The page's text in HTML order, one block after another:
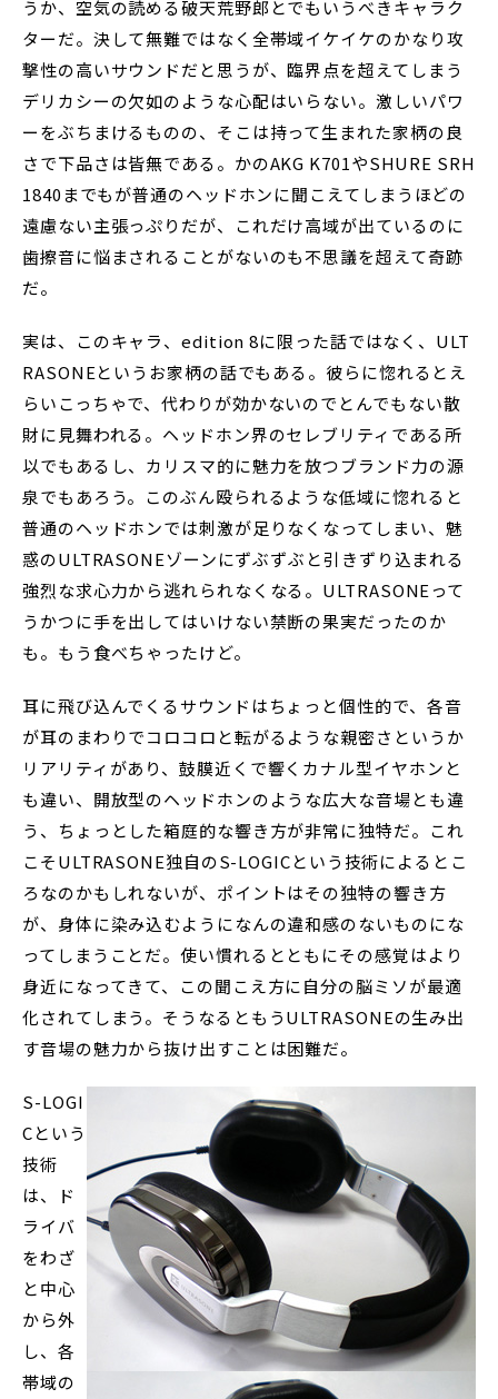
うか、空気の読める破天荒野郎とでもいうべきキャラク
ターだ。決して無難ではなく全帯域イケイケのかなり攻
撃性の高いサウンドだと思うが、臨界点を超えてしまう
デリカシーの欠如のような心配はいらない。激しいパワ
ーをぶちまけるものの、そこは持って生まれた家柄の良
さで下品さは皆無である。かのAKG K701やSHURE SRH
1840までもが普通のヘッドホンに聞こえてしまうほどの
遠慮ない主張っぷりだが、これだけ高域が出ているのに
歯擦音に悩まされることがないのも不思議を超えて奇跡
だ。
実は、このキャラ、edition 8に限った話ではなく、ULT
RASONEというお家柄の話でもある。彼らに惚れるとえ
らいこっちゃで、代わりが効かないのでとんでもない散
財に見舞われる。ヘッドホン界のセレブリティである所
以でもあるし、カリスマ的に魅力を放つブランド力の源
泉でもあろう。このぶん殴られるような低域に惚れると
普通のヘッドホンでは刺激が足りなくなってしまい、魅
惑のULTRASONEゾーンにずぶずぶと引きずり込まれる
強烈な求心力から逃れられなくなる。ULTRASONEって
うかつに手を出してはいけない禁断の果実だったのか
も。もう食べちゃったけど。
耳に飛び込んでくるサウンドはちょっと個性的で、各音
が耳のまわりでコロコロと転がるような親密さというか
リアリティがあり、鼓膜近くで響くカナル型イヤホンと
も違い、開放型のヘッドホンのような広大な音場とも違
う、ちょっとした箱庭的な響き方が非常に独特だ。これ
こそULTRASONE独自のS-LOGICという技術によるとこ
ろなのかもしれないが、ポイントはその独特の響き方
が、身体に染み込むようになんの違和感のないものにな
ってしまうことだ。使い慣れるとともにその感覚はより
身近になってきて、この聞こえ方に自分の脳ミソが最適
化されてしまう。そうなるともうULTRASONEの生み出
す音場の魅力から抜け出すことは困難だ。
S-LOGI
Cという
技術
は、ド
ライバ
をわざ
と中心
から外
し、各
帯域の